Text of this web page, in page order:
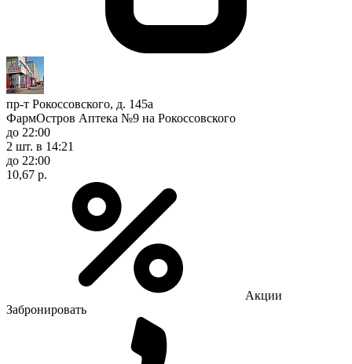
пр-т Рокоссовского, д. 145а
ФармОстров Аптека №9 на Рокоссовского
до 22:00
2 шт. в 14:21
до 22:00
10,67 р.
Акции
Забронировать